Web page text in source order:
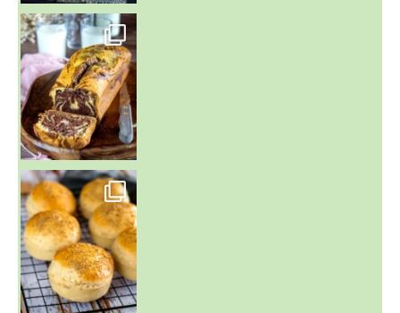
~ BUNS MAISON ~
Un peu de boulange par ici au